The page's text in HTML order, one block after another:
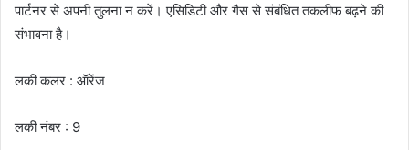
पार्टनर से अपनी तुलना न करें। एसिडिटी और गैस से संबंधित तकलीफ बढ़ने की
संभावना है।
लकी कलर : ऑरेंज
लकी नंबर : 9